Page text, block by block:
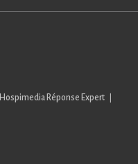
Hospimedia Réponse Expert